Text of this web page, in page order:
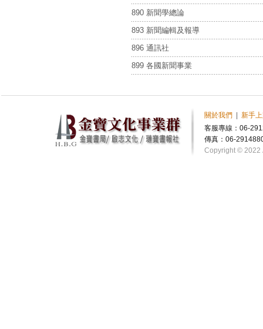
890 新聞學總論
893 新聞編輯及報導
896 通訊社
899 各國新聞事業
關於我們
新手
客服專線：06-
傳真：06-
Copyright © 2022